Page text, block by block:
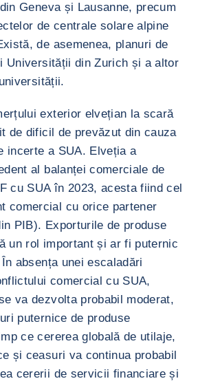
Geneva și Lausanne, precum
de centrale solare alpine
de asemenea, planuri de
Universității din Zurich și a altor
exterior elvețian la scară
de dificil de prevăzut din cauza
incerte a SUA. Elveția a
al balanței comerciale de
cu SUA în 2023, acesta fiind cel
comercial cu orice partener
PIB). Exporturile de produse
un rol important și ar fi puternic
absența unei escaladări
comercial cu SUA,
va dezvolta probabil moderat,
puternice de produse
ce cererea globală de utilaje,
și ceasuri va continua probabil
cererii de servicii financiare și